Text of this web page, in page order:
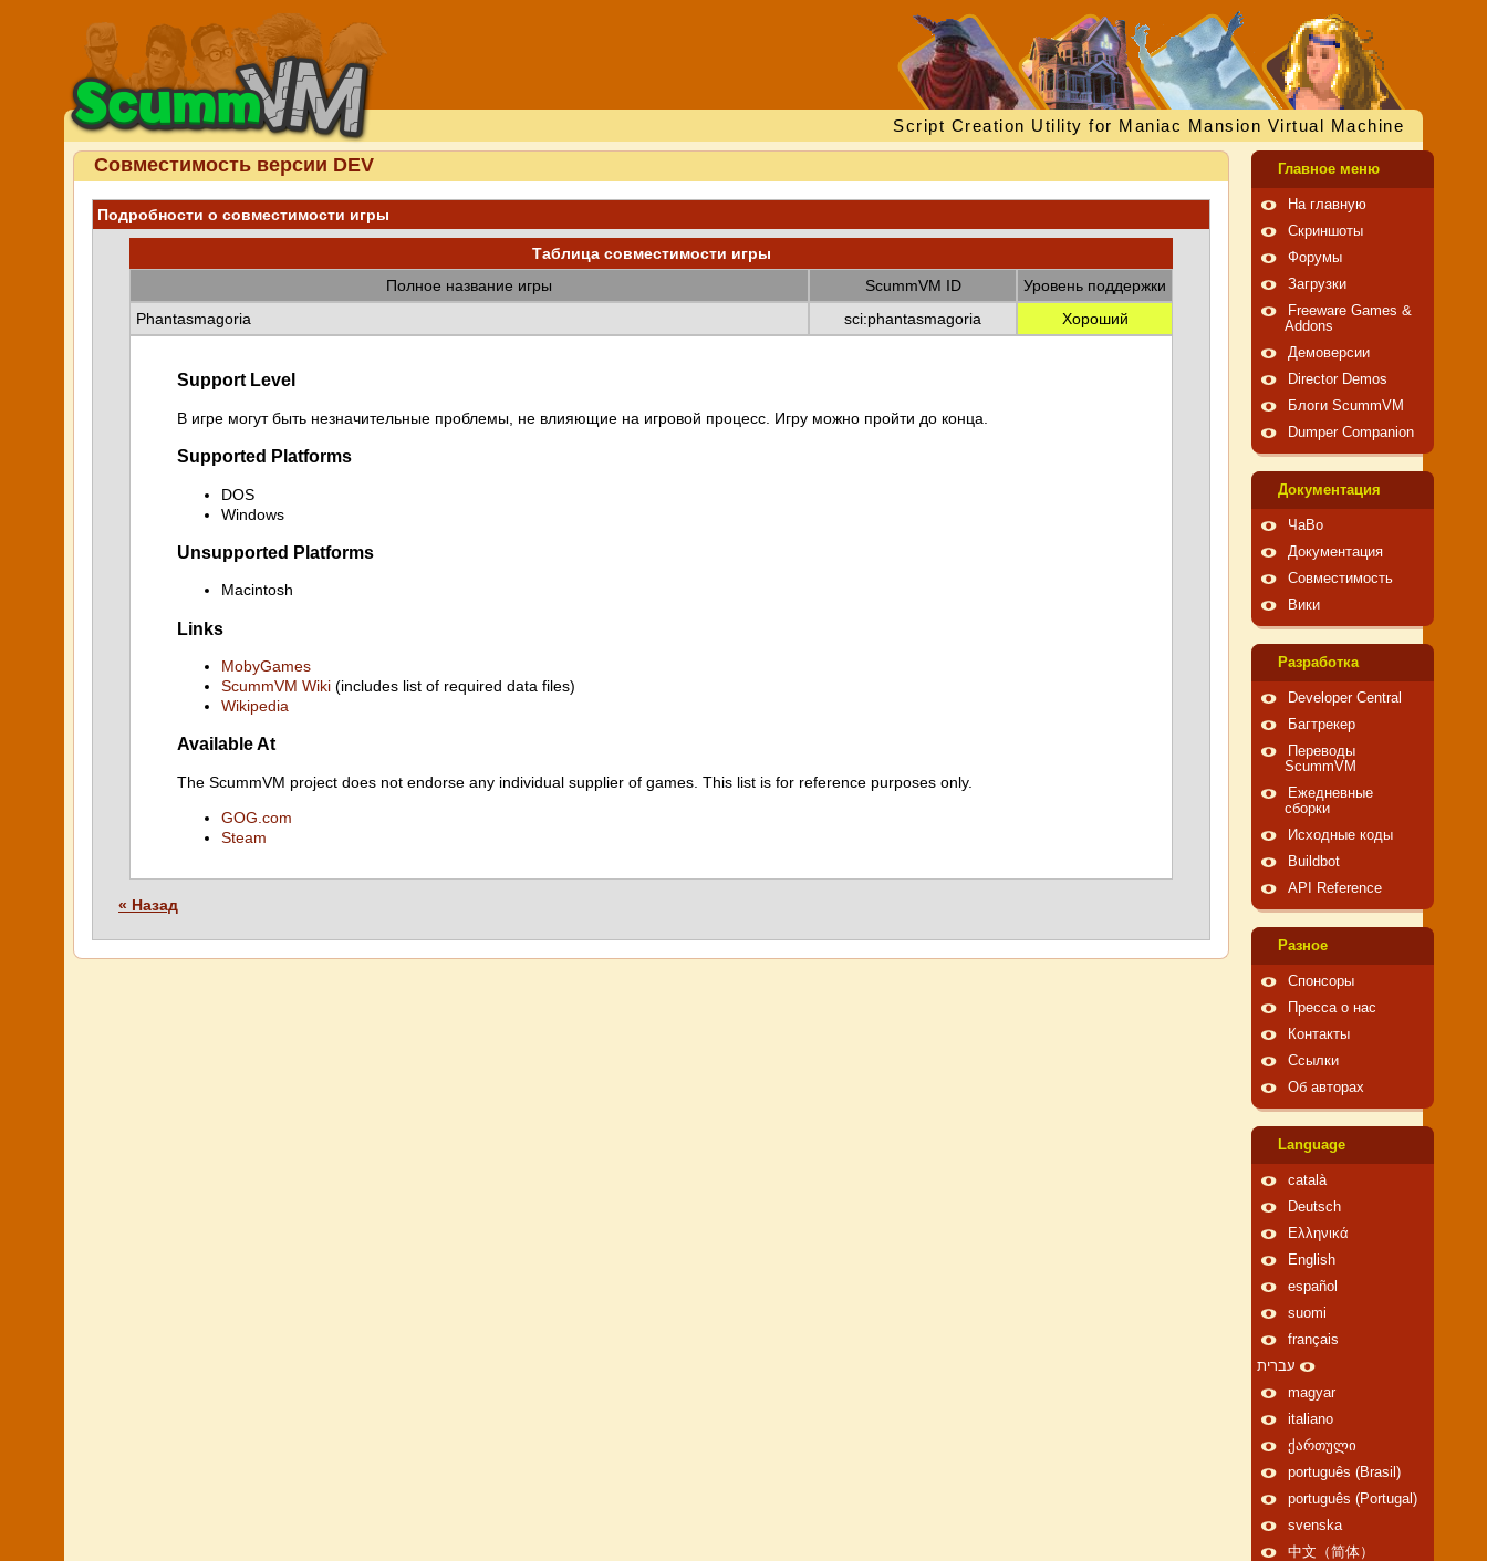
Script Creation Utility for Maniac Mansion Virtual Machine
Совместимость версии DEV
Подробности о совместимости игры
Таблица совместимости игры
Полное название игры
ScummVM ID
Уровень поддержки
Phantasmagoria
sci:phantasmagoria Хороший
Support Level
В игре могут быть незначительные проблемы, не влияющие на игровой процесс. Игру можно пройти до конца.
Supported Platforms
DOS
Windows
Unsupported Platforms
Macintosh
Links
MobyGames
ScummVM Wiki (includes list of required data files)
Wikipedia
Available At
The ScummVM project does not endorse any individual supplier of games. This list is for reference purposes only.
GOG.com
Steam
« Назад
Главное меню
На главную
Скриншоты
Форумы
Загрузки
Freeware Games &
Addons
Демоверсии
Director Demos
Блоги ScummVM
Dumper Companion
Документация
ЧаВо
Документация
Совместимость
Вики
Pазработка
Developer Central
Багтрекер
Переводы
ScummVM
Ежедневные
сборки
Исходные коды
Buildbot
API Reference
Pазное
Спонсоры
Пресса о нас
Контакты
Ссылки
Об авторах
Language
català
Deutsch
Ελληνικά
English
español
suomi
français
עברית
magyar
italiano
ქართული
português (Brasil)
português (Portugal)
svenska
中文（简体）